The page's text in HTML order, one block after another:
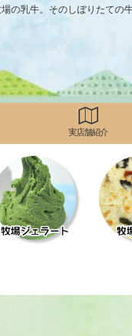
の乳牛。そのしぼりたての
実店舗紹介